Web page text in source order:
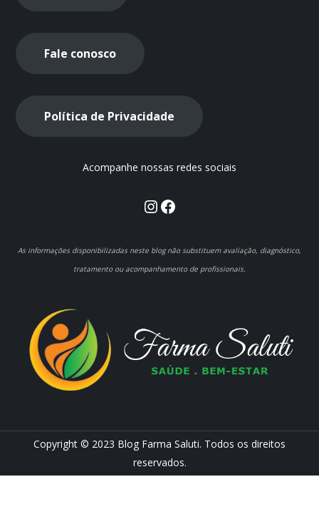
Fale conosco
Política de Privacidade
Acompanhe nossas redes sociais
Instagram
Facebook
As informações disponibilizadas neste blog não substituem avaliação, diagnóstico,
tratamento ou acompanhamento de profissionais.
Copyright © 2023 Blog Farma Saluti. Todos os direitos
reservados.